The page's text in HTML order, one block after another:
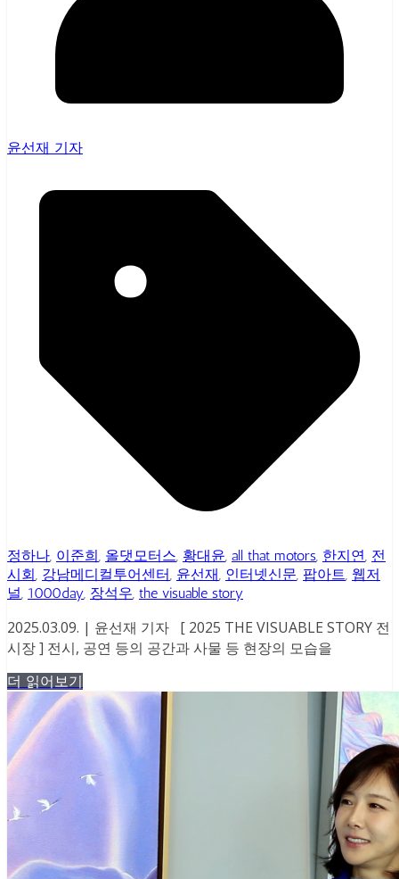
윤선재 기자
정하나 이준희 올댓모터스 황대윤 all that motors 한지연 전
시회 강남메디컬투어센터 윤선재 인터넷신문 팝아트 웹저
널 1000day 장석우 the visuable story
2025.03.09. | 윤선재 기자 [ 2025 THE VISUABLE STORY 전
시장 ] 전시, 공연 등의 공간과 사물 등 현장의 모습을
더 읽어보기